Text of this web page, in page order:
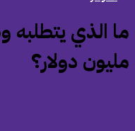
الذي يتطلبه
دولار؟